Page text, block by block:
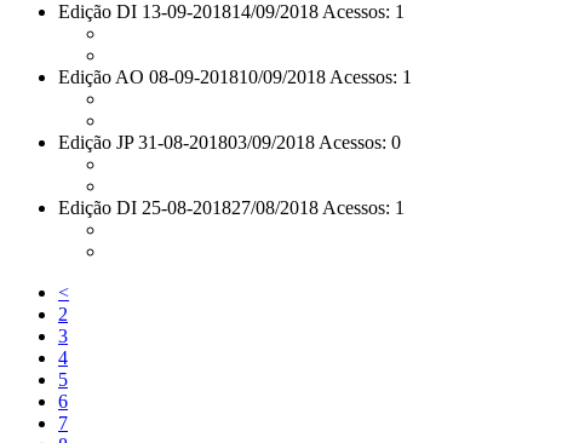
Edição DI 13-09-201814/09/2018 Acessos: 1
Edição AO 08-09-201810/09/2018 Acessos: 1
Edição JP 31-08-201803/09/2018 Acessos: 0
Edição DI 25-08-201827/08/2018 Acessos: 1
<
2
3
4
5
6
7